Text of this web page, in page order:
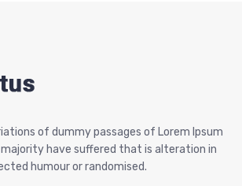
of dummy passages of Lorem Ipsum
have suffered that is alteration in
humour or randomised.